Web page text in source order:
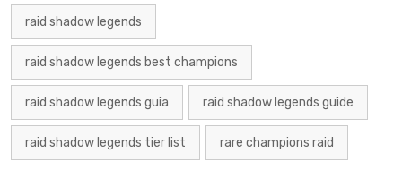
raid shadow legends
raid shadow legends best champions
raid shadow legends guia raid shadow legends guide
raid shadow legends tier list rare champions raid